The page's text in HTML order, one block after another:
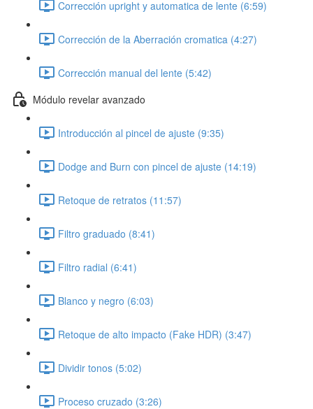
Corrección upright y automatica de lente (6:59)
Corrección de la Aberración cromatica (4:27)
Corrección manual del lente (5:42)
Módulo revelar avanzado
Introducción al pincel de ajuste (9:35)
Dodge and Burn con pincel de ajuste (14:19)
Retoque de retratos (11:57)
Filtro graduado (8:41)
Filtro radial (6:41)
Blanco y negro (6:03)
Retoque de alto impacto (Fake HDR) (3:47)
Dividir tonos (5:02)
Proceso cruzado (3:26)